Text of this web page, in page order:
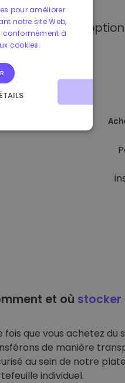
à plusieurs
et où stocker
fois que vous achetez du
de manière
au sein de notre
individuel.
pour améliorer
notre site Web,
conformément à
cookies.